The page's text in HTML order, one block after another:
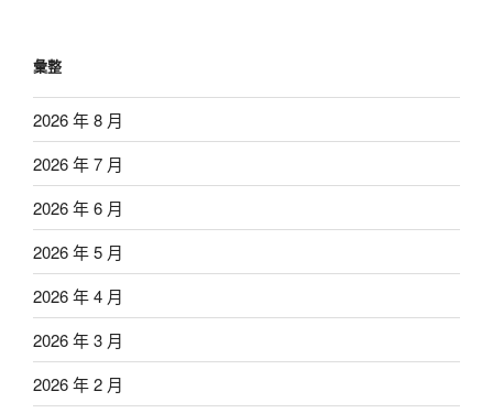
彙整
2026 年 8 月
2026 年 7 月
2026 年 6 月
2026 年 5 月
2026 年 4 月
2026 年 3 月
2026 年 2 月